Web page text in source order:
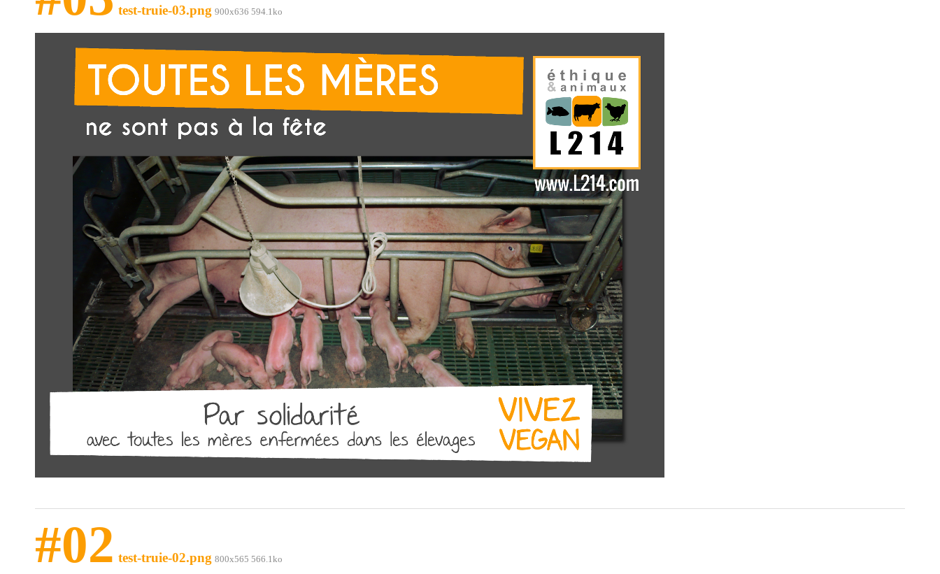
test-truie-03.png 900x636 594.1ko
#02 test-truie-02.png 800x565 566.1ko